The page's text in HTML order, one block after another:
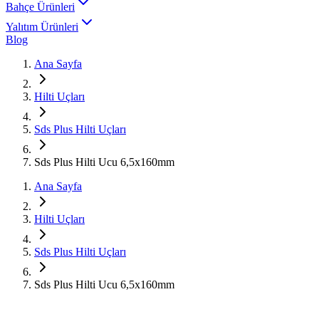
Bahçe Ürünleri
Yalıtım Ürünleri
Blog
Ana Sayfa
Hilti Uçları
Sds Plus Hilti Uçları
Sds Plus Hilti Ucu 6,5x160mm
Ana Sayfa
Hilti Uçları
Sds Plus Hilti Uçları
Sds Plus Hilti Ucu 6,5x160mm